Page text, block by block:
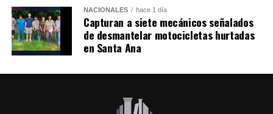
Comparte esto:
Facebook X
Me gusta esto:
NACIONALES hace 1 día
Capturan a siete mecánicos señalados
de desmantelar motocicletas hurtadas
en Santa Ana